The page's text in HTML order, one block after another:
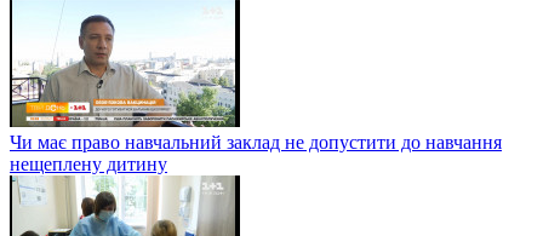
Чи має право навчальний заклад не допустити до навчання
нещеплену дитину